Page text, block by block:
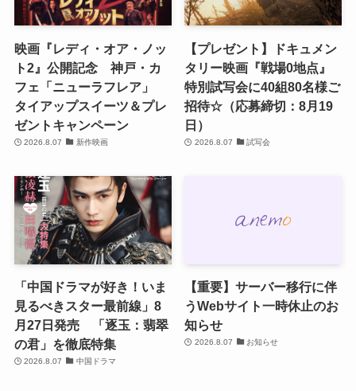
映画『レディ・オア・ノッ
ト2』公開記念 神戸・カ
フェ「ニューラフレア」
タイアップスイーツ＆プレ
ゼントキャンペーン
2026.8.07 新作映画
【プレゼント】ドキュメン
タリー映画『戦場0地点』
特別試写会に40組80名様ご
招待☆（応募締切：8月19
日）
2026.8.07 試写会
「中国ドラマが好き！いま
見るべきスター最前線」8
月27日発売 「逐玉：翡翠
の君」を徹底特集
2026.8.07 中国ドラマ
【重要】サーバー移行に伴
うWebサイト一時休止のお
知らせ
2026.8.07 お知らせ